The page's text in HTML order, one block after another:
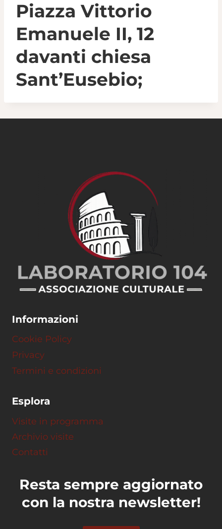
Piazza Vittorio
Emanuele II, 12
davanti chiesa
Sant’Eusebio;
Informazioni
Cookie Policy
Privacy
Termini e condizioni
Esplora
Visite in programma
Archivio visite
Contatti
Resta sempre aggiornato
con la nostra newsletter!